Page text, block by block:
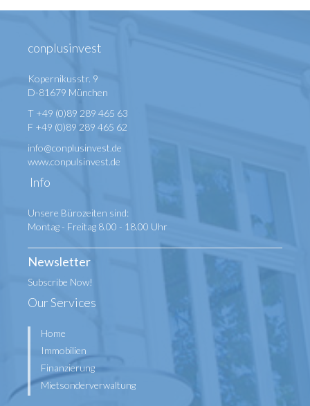
conplusinvest
Kopernikusstr. 9
D-81679 München
T +49 (0)89 289 465 63
F +49 (0)89 289 465 62
info@conplusinvest.de
www.conpulsinvest.de
Info
Unsere Bürozeiten sind:
Montag - Freitag 8.00 - 18.00 Uhr
Newsletter
Subscribe Now!
Our Services
Home
Immobilien
Finanzierung
Mietsonderverwaltung